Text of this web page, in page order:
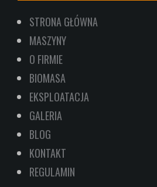
STRONA GŁÓWNA
MASZYNY
O FIRMIE
BIOMASA
EKSPLOATACJA
GALERIA
BLOG
KONTAKT
REGULAMIN